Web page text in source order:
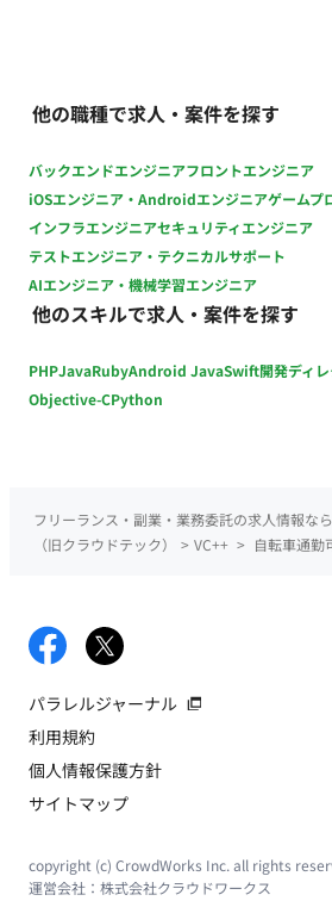
他の職種で求人・案件を探す
バックエンドエンジニアフロントエンジニア
iOSエンジニア・Androidエンジニアゲームプ
インフラエンジニアセキュリティエンジニア
テストエンジニア・テクニカルサポート
AIエンジニア・機械学習エンジニア
他のスキルで求人・案件を探す
PHPJavaRubyAndroid JavaSwift開発ディ
Objective-CPython
フリーランス・副業・業務委託の求人情報な
（旧クラウドテック）
> VC++ > 自転車通勤
パラレルジャーナル
利用規約
個人情報保護方針
サイトマップ
copyright (c) CrowdWorks Inc. all rights
運営会社： 株式会社クラウドワークス